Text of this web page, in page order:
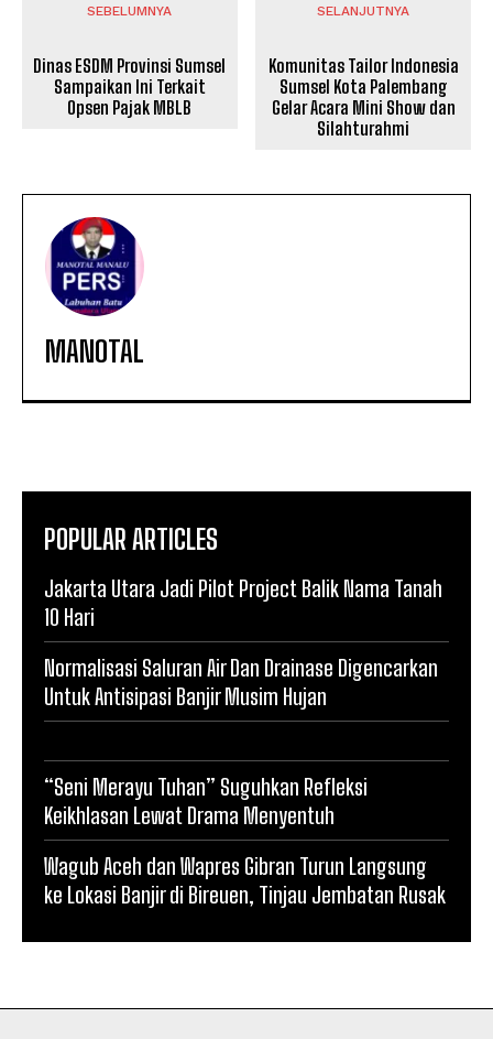
SEBELUMNYA
Dinas ESDM Provinsi Sumsel
Sampaikan Ini Terkait
Opsen Pajak MBLB
SELANJUTNYA
Komunitas Tailor Indonesia
Sumsel Kota Palembang
Gelar Acara Mini Show dan
Silahturahmi
MANOTAL
POPULAR ARTICLES
Jakarta Utara Jadi Pilot Project Balik Nama Tanah
10 Hari
Normalisasi Saluran Air Dan Drainase Digencarkan
Untuk Antisipasi Banjir Musim Hujan
“Seni Merayu Tuhan” Suguhkan Refleksi
Keikhlasan Lewat Drama Menyentuh
Wagub Aceh dan Wapres Gibran Turun Langsung
ke Lokasi Banjir di Bireuen, Tinjau Jembatan Rusak